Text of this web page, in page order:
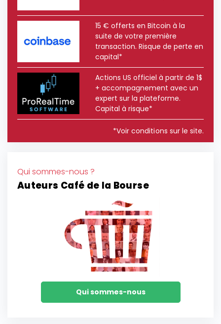
15 € offerts en Bitcoin à la
suite de votre première
transaction. Risque de perte en
capital*
Actions US officiel à partir de 1$
+ accompagnement avec un
expert sur la plateforme.
Capital à risque*
*Voir conditions sur le site.
Qui sommes-nous ?
Auteurs Café de la Bourse
Qui sommes-nous